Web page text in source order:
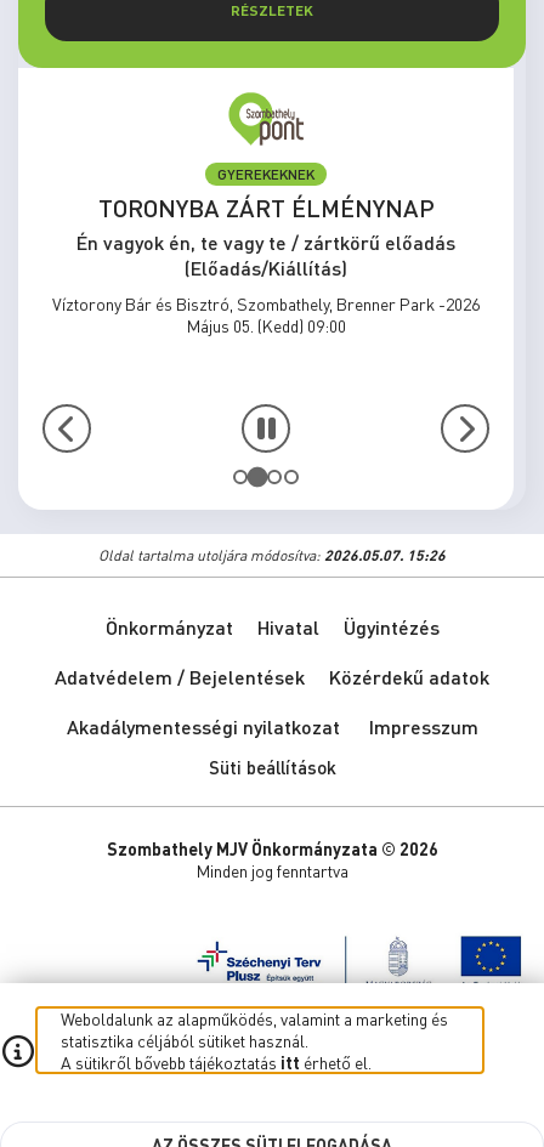
RÉSZLETEK
GYEREKEKNEK
TORONYBA ZÁRT ÉLMÉNYNAP
Én vagyok én, te vagy te / zártkörű előadás
(Előadás/Kiállítás)
Víztorony Bár és Bisztró, Szombathely, Brenner Park -2026
Május 05. (Kedd) 09:00
Oldal tartalma utoljára módosítva: 2026.05.07. 15:26
Önkormányzat Hivatal
Ügyintézés
Adatvédelem / Bejelentések
Közérdekű adatok
Akadálymentességi nyilatkozat
Impresszum
Süti beállítások
Szombathely MJV Önkormányzata © 2026
Minden jog fenntartva
Weboldalunk az alapműködés, valamint a marketing és
statisztika céljából sütiket használ.
A sütikről bővebb tájékoztatás itt érhető el.